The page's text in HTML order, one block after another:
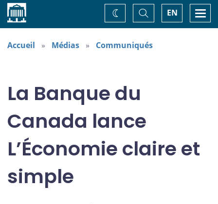
Accueil EN
Basculer
la
recherche
Changez
de
thème
Accueil Médias Communiqués
La Banque du
Canada lance
L’Économie claire et
simple